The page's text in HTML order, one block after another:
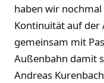
haben wir
Kontinuität auf der
gemeinsam mit
Außenbahn damit
Andreas